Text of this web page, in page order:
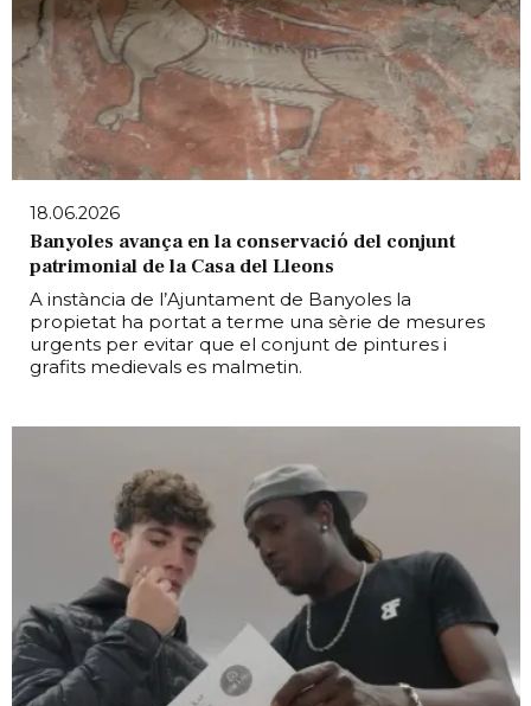
18.06.2026
Banyoles avança en la conservació del conjunt
patrimonial de la Casa del Lleons
A instància de l’Ajuntament de Banyoles la
propietat ha portat a terme una sèrie de mesures
urgents per evitar que el conjunt de pintures i
grafits medievals es malmetin.